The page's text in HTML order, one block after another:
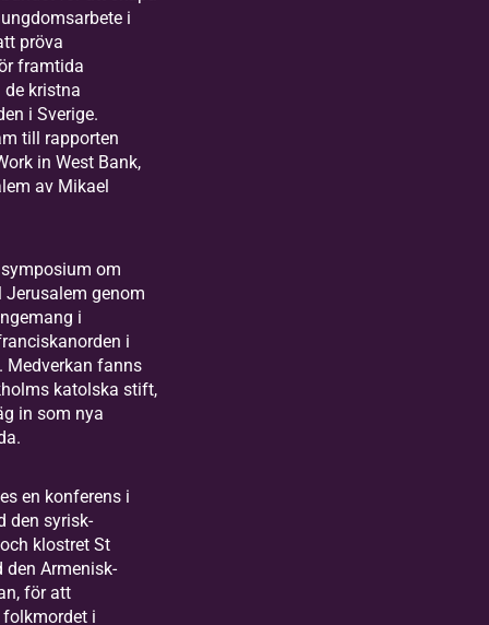
i
pröva
framtida
de kristna
i Sverige.
till rapporten
in West Bank,
av Mikael
om
genom
i
i
Medverkan fanns
katolska stift,
in som nya
en konferens i
den syrisk-
klostret St
den Armenisk-
för att
i